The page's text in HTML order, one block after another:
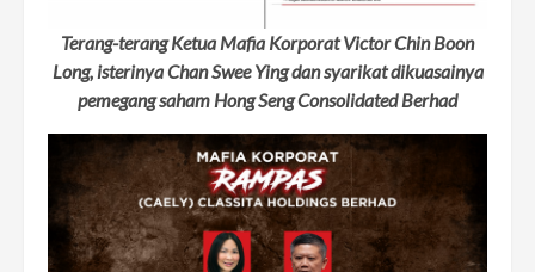
Terang-terang Ketua Mafia Korporat Victor Chin Boon
Long, isterinya Chan Swee Ying dan syarikat dikuasainya
pemegang saham Hong Seng Consolidated Berhad